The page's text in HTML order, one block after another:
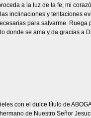
a la luz de la fe; mi
inclinaciones y tentaciones
para salvarme.
donde se ama y da gracias a
con el dulce título de
de Nuestro Señor